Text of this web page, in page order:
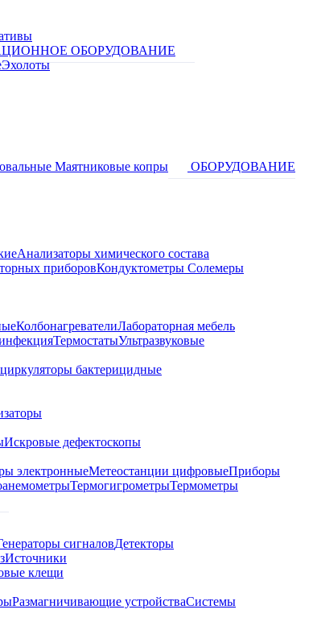
ОБОРУДОВАНИЕ
Эхолоты
Маятниковые копры
ОБОРУДОВАНИЕ
Анализаторы химического состава
приборовКондуктометры Солемеры
КолбонагревателиЛабораторная мебель
ТермостатыУльтразвуковые
бактерицидные
Искровые дефектоскопы
электронныеМетеостанции цифровыеПриборы
ТермогигрометрыТермометры
сигналовДетекторы
Источники
клещи
Размагничивающие устройстваСистемы